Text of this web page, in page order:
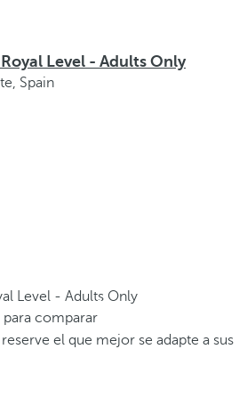
Level - Adults Only
Spain
Level - Adults Only
comparar
el que mejor se adapte a sus